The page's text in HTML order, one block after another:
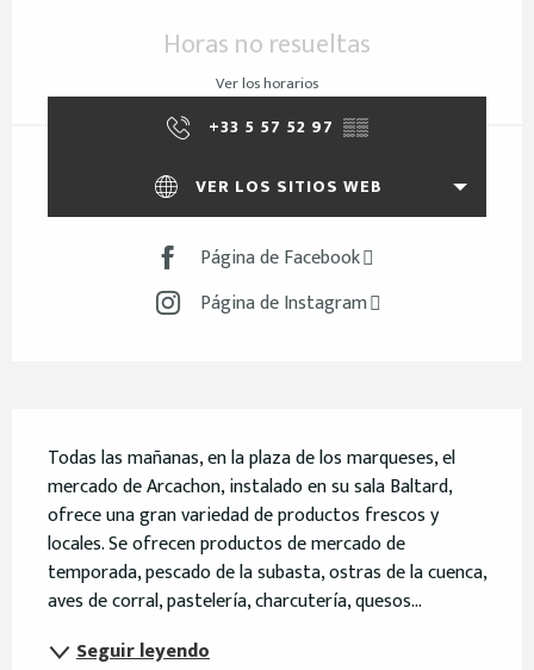
Horas no resueltas
Ver los horarios
+33 5 57 52 97 ▒▒
VER LOS SITIOS WEB
Página de Facebook
Página de Instagram
Todas las mañanas, en la plaza de los marqueses, el
mercado de Arcachon, instalado en su sala Baltard,
ofrece una gran variedad de productos frescos y
locales. Se ofrecen productos de mercado de
temporada, pescado de la subasta, ostras de la cuenca,
aves de corral, pastelería, charcutería, quesos...
Seguir leyendo